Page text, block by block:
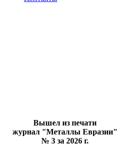
Вышел из печати
журнал "Металлы Евразии"
№ 3 за 2026 г.